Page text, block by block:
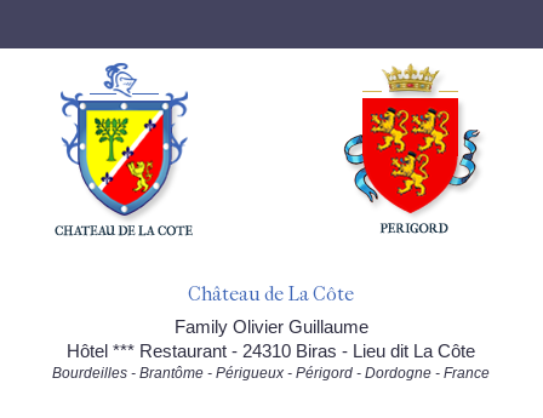
Château de La Côte
Family Olivier Guillaume
Hôtel *** Restaurant - 24310 Biras - Lieu dit La Côte
Bourdeilles - Brantôme - Périgueux - Périgord - Dordogne - France